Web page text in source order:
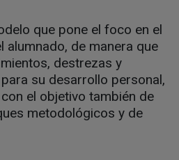
que pone el foco en el
alumnado, de manera que
destrezas y
su desarrollo personal,
el objetivo también de
metodológicos y de